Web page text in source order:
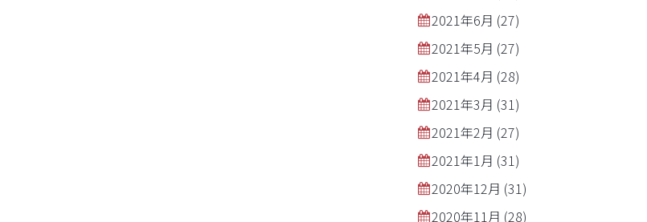
2021年6月 (27)
2021年5月 (27)
2021年4月 (28)
2021年3月 (31)
2021年2月 (27)
2021年1月 (31)
2020年12月 (31)
2020年11月 (28)